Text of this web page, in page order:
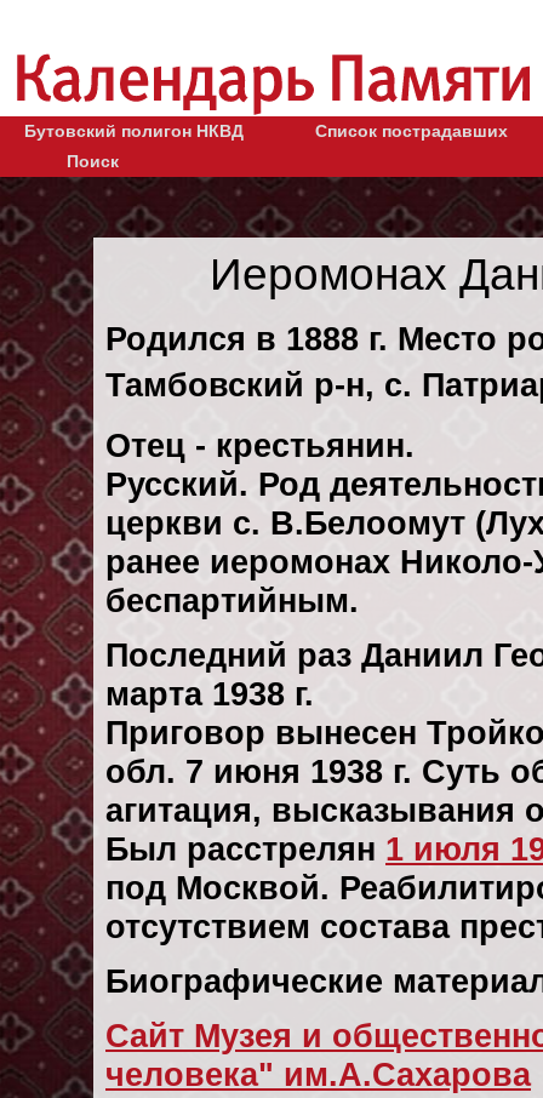
Бутовский полигон НКВД
Список пострадавших
Поиск
Иеромонах
Родился в 1888 г. Место
Тамбовский р-н, с.
Отец - крестьянин.
Русский. Род
церкви с. В.Белоомут
ранее иеромонах
беспартийным.
Последний раз Даниил
марта 1938 г.
Приговор вынесен
обл. 7 июня 1938 г. Суть
агитация, высказывания
Был расстрелян 1 июля
под Москвой.
отсутствием состава
Биографические
Сайт Музея и
человека" им.А.Сахарова